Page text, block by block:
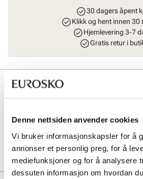
Denne nettsiden anvender cookies
Vi bruker informasjonskapsler for å
annonser et personlig preg, for å
mediefunksjoner og for å analysere
dessuten informasjon om hvordan
30 dagers åpent
Klikk og hent innen 30
Hjemlevering 3-7
Gratis retur i
Beskrivelse
Art. nr 41133444
Lev. art. nrHAW4148301